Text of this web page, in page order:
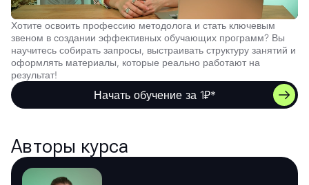
Хотите освоить профессию методолога и стать ключевым
звеном в создании эффективных обучающих программ? Вы
научитесь собирать запросы, выстраивать структуру занятий и
оформлять материалы, которые реально работают на
результат!
Начать обучение за 1₽*
Авторы курса